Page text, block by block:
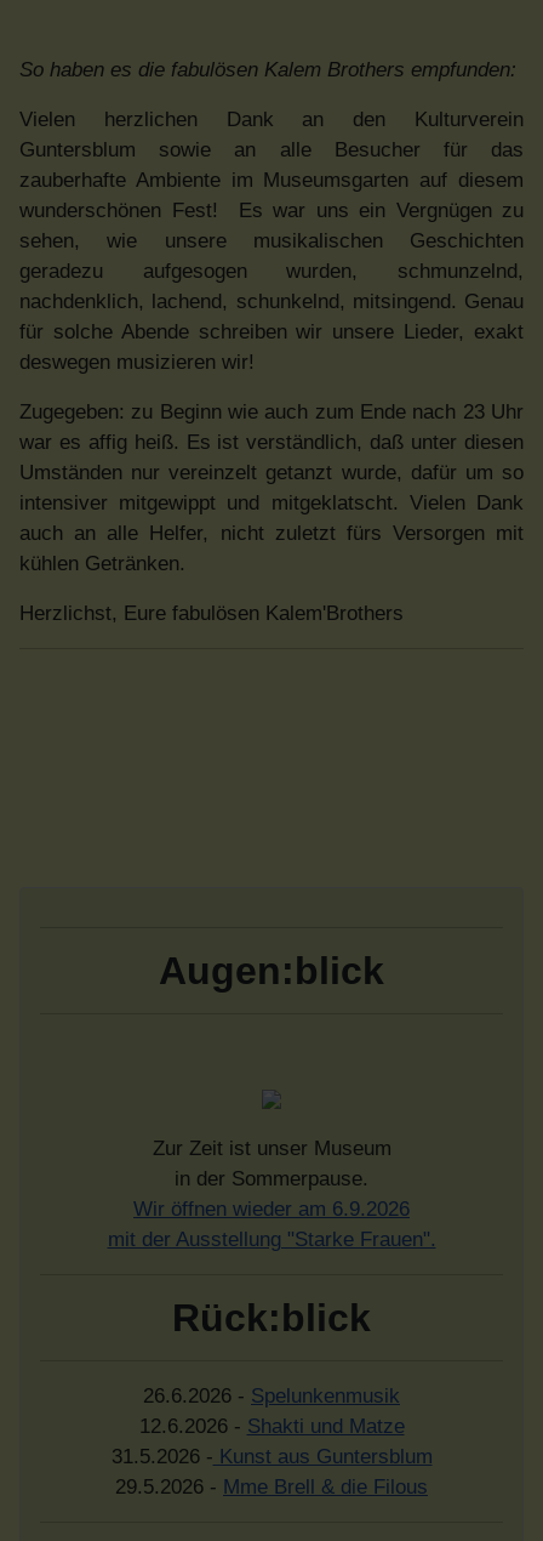
So haben es die fabulösen Kalem Brothers empfunden:
Vielen herzlichen Dank an den Kulturverein
Guntersblum sowie an alle Besucher für das
zauberhafte Ambiente im Museumsgarten auf diesem
wunderschönen Fest! Es war uns ein Vergnügen zu
sehen, wie unsere musikalischen Geschichten
geradezu aufgesogen wurden, schmunzelnd,
nachdenklich, lachend, schunkelnd, mitsingend. Genau
für solche Abende schreiben wir unsere Lieder, exakt
deswegen musizieren wir!
Zugegeben: zu Beginn wie auch zum Ende nach 23 Uhr
war es affig heiß. Es ist verständlich, daß unter diesen
Umständen nur vereinzelt getanzt wurde, dafür um so
intensiver mitgewippt und mitgeklatscht. Vielen Dank
auch an alle Helfer, nicht zuletzt fürs Versorgen mit
kühlen Getränken.
Herzlichst, Eure fabulösen Kalem'Brothers
Augen:blick
Zur Zeit ist unser Museum
in der Sommerpause.
Wir öffnen wieder am 6.9.2026
mit der Ausstellung "Starke Frauen".
Rück:blick
26.6.2026 - Spelunkenmusik
12.6.2026 - Shakti und Matze
31.5.2026 - Kunst aus Guntersblum
29.5.2026 - Mme Brell & die Filous